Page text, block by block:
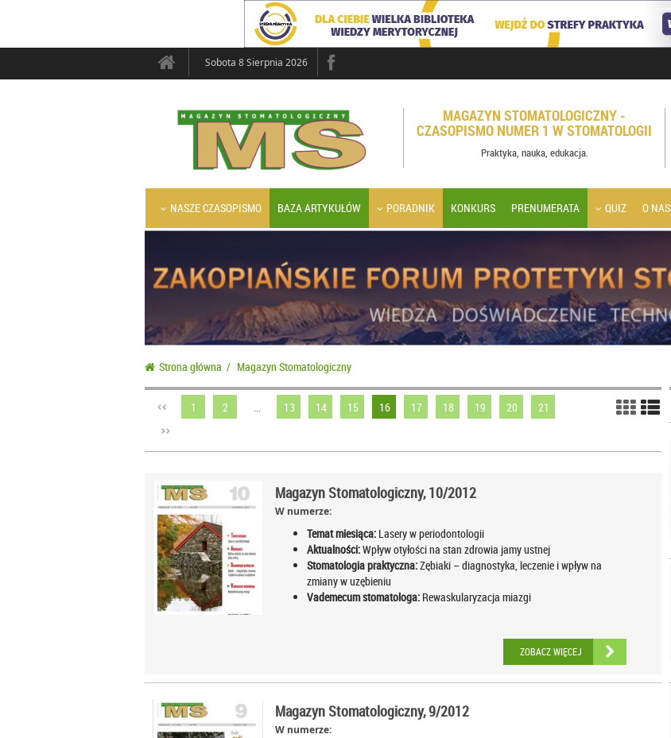
Sobota 8 Sierpnia 2026
MAGAZYN STOMATOLOGICZNY -
CZASOPISMO NUMER 1 W STOMATOLOGII
Praktyka, nauka, edukacja.
NASZE CZASOPISMO BAZA ARTYKUŁÓW PORADNIK KONKURS PRENUMERATA QUIZ O NAS
Strona główna / Magazyn Stomatologiczny
1 2 13 14 15 16 17 18 19 20 21
Magazyn Stomatologiczny, 10/2012
W numerze:
Temat miesiąca:Lasery w periodontologii
Aktualności:Wpływ otyłości na stan zdrowia jamy ustnej
Stomatologia praktyczna:Zębiaki – diagnostyka, leczenie i wpływ na
zmiany w uzębieniu
Vademecum stomatologa:Rewaskularyzacja miazgi
ZOBACZ WIĘCEJ
Magazyn Stomatologiczny, 9/2012
W numerze: